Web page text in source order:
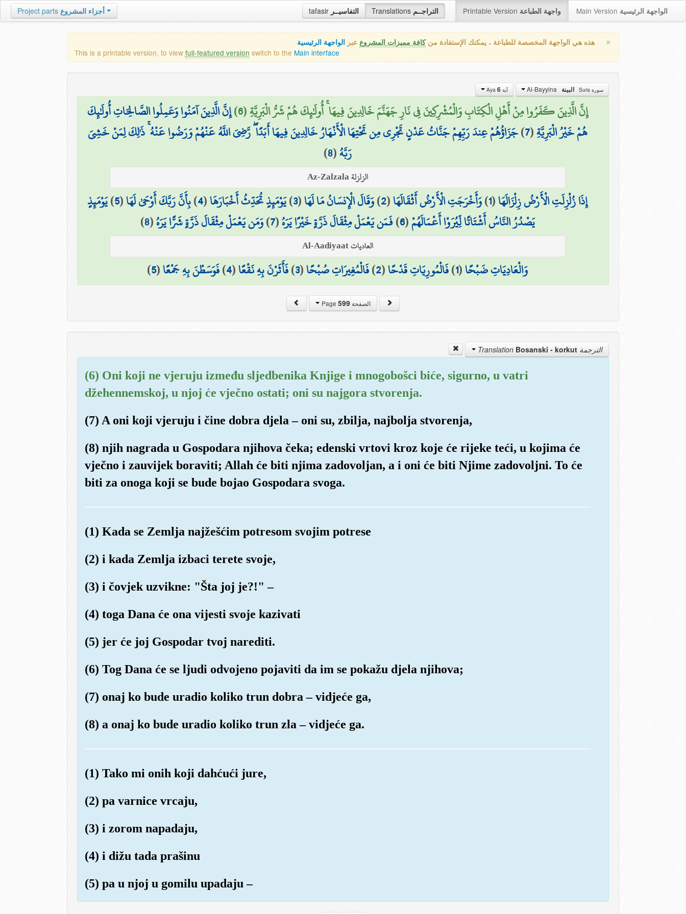
tafasir التفاسيــر Translations التراجــم Printable Version واجهة الطباعة Main Version الواجهة الرئيسية Project parts أجزاء المشروع
× هذه هي الواجهة المخصصة للطباعة ، يمكنك الإستفادة منكافة مميزات المشروع عبر الواجهة الرئيسية
This is a printable version, to view full-featured version switch to the Main interface
سورة Sura البينة آية Aya 6
إِنَّ الَّذِينَ كَفَرُوا مِنْ أَهْلِ الْكِتَابِ وَالْمُشْرِكِينَ فِي نَارِ جَهَنَّمَ خَالِدِينَ فِيهَا ۚ أُولَٰئِكَ هُمْ شَرُّ الْبَرِيَّةِ (6) إِنَّ الَّذِينَ آمَنُوا وَعَمِلُوا الصَّالِحَاتِ أُولَٰئِكَ
هُمْ خَيْرُ الْبَرِيَّةِ(
7
)جَزَاؤُهُمْ عِندَ رَبِّهِمْ جَنَّاتُ عَدْنٍ تَجْرِي مِن تَحْتِهَا الْأَنْهَارُ خَالِدِينَ فِيهَا أَبَدًا ۖ رَّضِيَ اللَّهُ عَنْهُمْ وَرَضُوا عَنْهُ ۚ ذَٰلِكَ لِمَنْ خَشِيَ
رَبَّهُ(
8
)
الزلزلة Az-Zalzala
إِذَا زُلْزِلَتِ الْأَرْضُ زِلْزَالَهَا(
1
)وَأَخْرَجَتِ الْأَرْضُ أَثْقَالَهَا(
2
)وَقَالَ الْإِنسَانُ مَا لَهَا(
3
)يَوْمَئِذٍ تُحَدِّثُ أَخْبَارَهَا(
4
)بِأَنَّ رَبَّكَ أَوْحَىٰ لَهَا(
5
)يَوْمَئِذٍ
يَصْدُرُ النَّاسُ أَشْتَاتًا لِّيُرَوْا أَعْمَالَهُمْ(
6
)فَمَن يَعْمَلْ مِثْقَالَ ذَرَّةٍ خَيْرًا يَرَهُ(
7
)وَمَن يَعْمَلْ مِثْقَالَ ذَرَّةٍ شَرًّا يَرَهُ(
8
)
العاديات Al-Aadiyaat
وَالْعَادِيَاتِ ضَبْحًا(
1
)فَالْمُورِيَاتِ قَدْحًا(
2
)فَالْمُغِيرَاتِ صُبْحًا(
3
)فَأَثَرْنَ بِهِ نَقْعًا(
4
)فَوَسَطْنَ بِهِ جَمْعًا(
5
)
الصفحة Page599
الترجمة Translation Bosanski - korkut
(6) Oni koji ne vjeruju između sljedbenika Knjige i mnogobošci biće, sigurno, u vatri
džehennemskoj, u njoj će vječno ostati; oni su najgora stvorenja.
(7) A oni koji vjeruju i čine dobra djela – oni su, zbilja, najbolja stvorenja,
(8) njih nagrada u Gospodara njihova čeka; edenski vrtovi kroz koje će rijeke teći, u kojima će
vječno i zauvijek boraviti; Allah će biti njima zadovoljan, a i oni će biti Njime zadovoljni. To će
biti za onoga koji se bude bojao Gospodara svoga.
(1) Kada se Zemlja najžešćim potresom svojim potrese
(2) i kada Zemlja izbaci terete svoje,
(3) i čovjek uzvikne: "Šta joj je?!" –
(4) toga Dana će ona vijesti svoje kazivati
(5) jer će joj Gospodar tvoj narediti.
(6) Tog Dana će se ljudi odvojeno pojaviti da im se pokažu djela njihova;
(7) onaj ko bude uradio koliko trun dobra – vidjeće ga,
(8) a onaj ko bude uradio koliko trun zla – vidjeće ga.
(1) Tako mi onih koji dahćući jure,
(2) pa varnice vrcaju,
(3) i zorom napadaju,
(4) i dižu tada prašinu
(5) pa u njoj u gomilu upadaju –